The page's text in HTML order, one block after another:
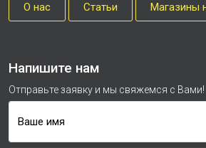
О нас Cтатьи Магазины
Напишите нам
Отправьте заявку и мы свяжемся с Вами!
Ваше имя